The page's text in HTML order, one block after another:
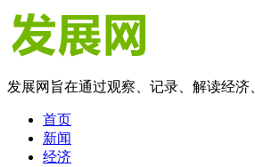
发展网旨在通过观察、记录、解读经
首页
新闻
经济